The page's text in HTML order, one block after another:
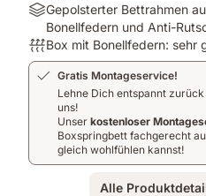
Medium
Material:
Gepolsterter
Bettrahmen
aus
Kiefernholz
Bonellfedern
und
Gepolsterter Bettrahmen
Bonellfedern und Anti-
Atmungsaktivität:
Box
mit
Bonellfedern:
Belüftung
Box mit Bonellfedern: sehr
Gratis Montageservice!
Lehne Dich entspannt
uns!
Unser kostenloser
Boxspringbett fachgerecht
gleich wohlfühlen kannst!
Alle